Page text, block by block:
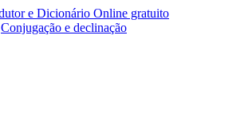
Conjugação e declinação